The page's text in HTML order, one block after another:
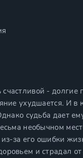
- долгие
ухудшается. И
судьба дает
необычном
из-за его ошибки
и страдал